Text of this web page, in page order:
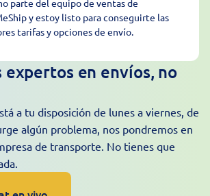
parte del equipo de ventas de
y estoy listo para conseguirte las
tarifas y opciones de envío.
expertos en envíos, no
a tu disposición de lunes a viernes, de
algún problema, nos pondremos en
de transporte. No tienes que